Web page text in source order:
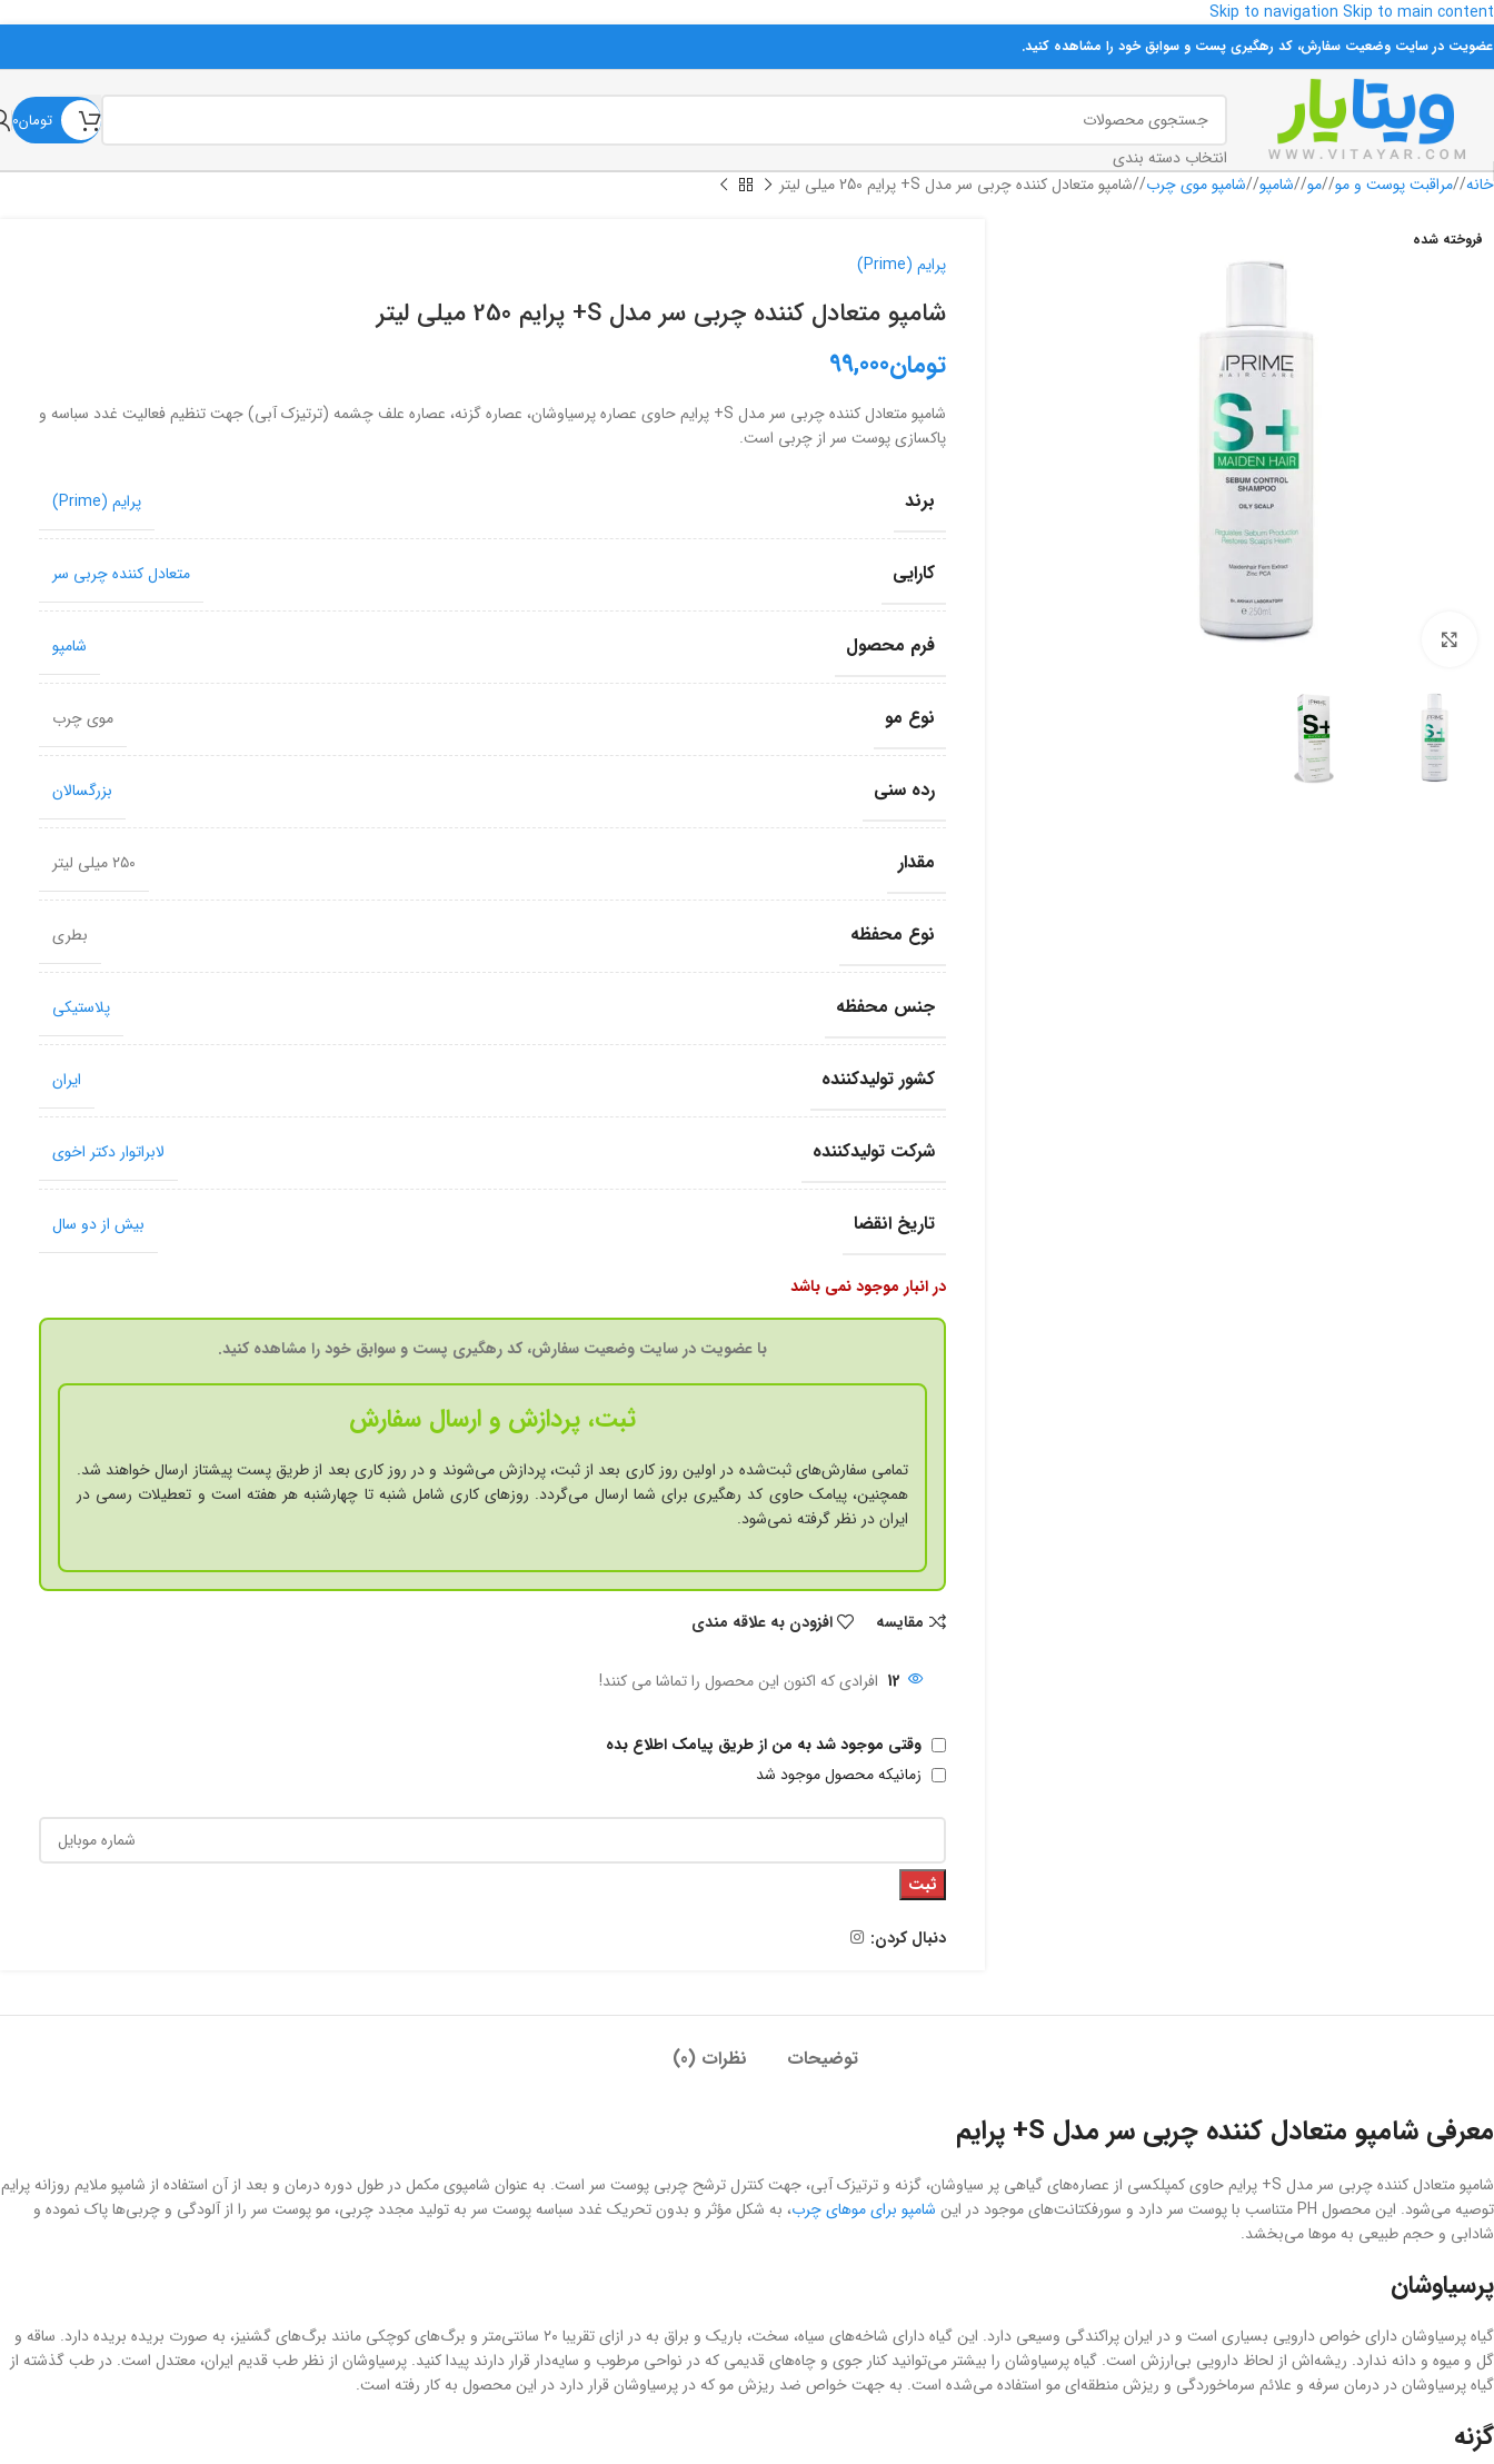
Skip to navigation Skip to main content
عضویت در سایت وضعیت سفارش، کد رهگیری پست و سوابق خود را مشاهده کنید.
انتخاب دسته بندی
تومان0
خانه/ مراقبت پوست و مو/ مو/ شامپو/ شامپو موی چرب/ شامپو متعادل کننده چربی سر مدل S+ پرایم 250 میلی لیتر
فروخته شده
برای بزرگنمایی کلیک کنید
پرایم (Prime)
شامپو متعادل کننده چربی سر مدل S+ پرایم 250 میلی لیتر
تومان99,000
شامپو متعادل کننده چربی سر مدل S+ پرایم حاوی عصاره پرسیاوشان، عصاره گزنه، عصاره علف چشمه (ترتیزک آبی) جهت تنظیم فعالیت غدد سباسه و
پاکسازی پوست سر از چربی است.
برند پرایم (Prime)
کارایی متعادل کننده چربی سر
فرم محصول شامپو
نوع مو موی چرب
رده سنی بزرگسالان
مقدار ۲۵۰ میلی‌ لیتر
نوع محفظه بطری
جنس محفظه پلاستیکی
کشور تولید‎کننده ایران
شرکت تولید‎کننده لابراتوار دکتر اخوی
تاریخ انقضا بیش از دو سال
در انبار موجود نمی باشد
با عضویت در سایت وضعیت سفارش، کد رهگیری پست و سوابق خود را مشاهده کنید.
ثبت، پردازش و ارسال سفارش
تمامی سفارش‌های ثبت‌شده در اولین روز کاری بعد از ثبت، پردازش می‌شوند و در روز کاری بعد از طریق پست پیشتاز ارسال خواهند شد.
همچنین، پیامک حاوی کد رهگیری برای شما ارسال می‌گردد. روزهای کاری شامل شنبه تا چهارشنبه هر هفته است و تعطیلات رسمی در
ایران در نظر گرفته نمی‌شود.
مقايسه افزودن به علاقه مندی
12 افرادی که اکنون این محصول را تماشا می کنند!
وقتی موجود شد به من از طریق پیامک اطلاع بده
زمانیکه محصول موجود شد
ثبت
دنبال کردن:
توضیحات نظرات (0)
معرفی شامپو متعادل کننده چربی سر مدل S+ پرایم
شامپو متعادل کننده چربی سر مدل S+ پرایم حاوی کمپلکسی از عصاره‌های گیاهی پر سیاوشان، گزنه و ترتیزک آبی، جهت کنترل ترشح چربی پوست سر است. به عنوان شامپوی مکمل در طول دوره درمان و بعد از آن استفاده از شامپو ملایم روزانه پرایم
توصیه می‌شود. این محصول PH متناسب با پوست سر دارد و سورفکتانت‌های موجود در این
شامپو برای موهای چرب، به شکل مؤثر و بدون تحریک غدد سباسه پوست سر به تولید مجدد چربی، مو پوست سر را از آلودگی و چربی‌ها پاک نموده و
شادابی و حجم طبیعی به موها می‌بخشد.
پرسیاوشان
گیاه پرسیاوشان دارای خواص دارویی بسیاری است و در ایران پراکندگی وسیعی دارد. این گیاه دارای شاخه‌های سیاه، سخت، باریک و براق به در ازای تقریبا ۲۰ سانتی‌متر و برگ‌های کوچکی مانند برگ‌های گشنیز، به صورت بریده بریده دارد. ساقه و
گل و میوه و دانه ندارد. ریشه‌اش از لحاظ دارویی بی‌ارزش است. گیاه پرسیاوشان را بیشتر می‌توانید کنار جوی و چاه‌های قدیمی که در نواحی مرطوب و سایه‌دار قرار دارند پیدا کنید. پرسیاوشان از نظر طب قدیم ایران، معتدل است. در طب گذشته از
گیاه پرسیاوشان در درمان سرفه و علائم سرماخوردگی و ریزش منطقه‌ای مو استفاده می‌شده است. به جهت خواص ضد ریزش مو که در پرسیاوشان قرار دارد در این محصول به کار رفته است.
گزنه